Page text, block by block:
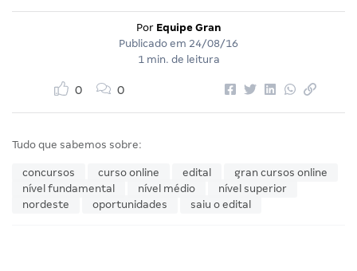
Por Equipe Gran
Publicado em 24/08/16
1 min. de leitura
0 0
Tudo que sabemos sobre:
concursos curso online edital
gran cursos online
nível fundamental
nível médio
nível superior
nordeste
oportunidades saiu o edital